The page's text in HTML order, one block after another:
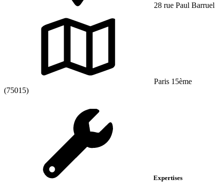
28 rue Paul Barruel
Paris 15ème
(75015)
Expertises